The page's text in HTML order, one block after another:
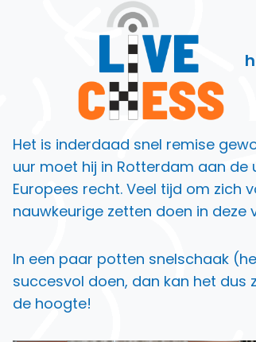
Het is inderdaad snel remise
uur moet hij in Rotterdam aan de
Europees recht. Veel tijd om zich
nauwkeurige zetten doen in deze
In een paar potten snelschaak
succesvol doen, dan kan het
de hoogte!